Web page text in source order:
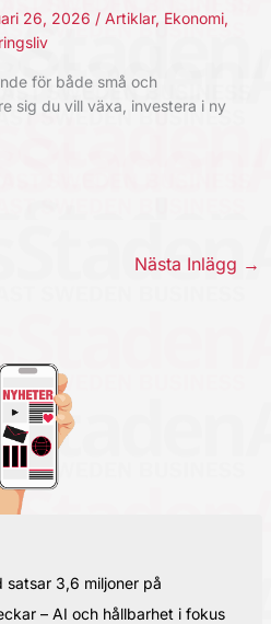
26, 2026 / Artiklar, Ekonomi,
för både små och
sig du vill växa, investera i ny
Nästa Inlägg →
satsar 3,6 miljoner på
– AI och hållbarhet i fokus